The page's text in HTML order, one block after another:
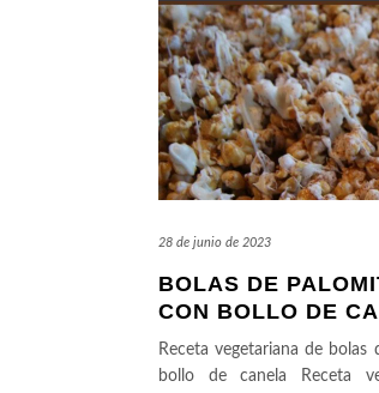
28 de junio de 2023
BOLAS DE
CON BOLLO DE
Receta vegetariana de
bollo de canela Receta